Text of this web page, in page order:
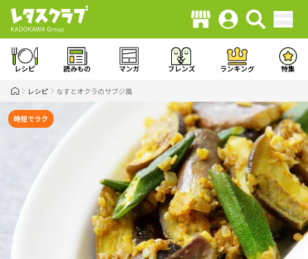
レシピ 読みもの マンガ フレンズ ランキング 特集
レシピ なすとオクラのサブジ風
時短でラク